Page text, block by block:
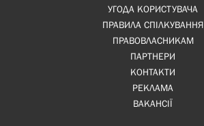
УГОДА КОРИСТУВАЧА
ПРАВИЛА СПІЛКУВАННЯ
ПРАВОВЛАСНИКАМ
ПАРТНЕРИ
КОНТАКТИ
РЕКЛАМА
ВАКАНСІЇ